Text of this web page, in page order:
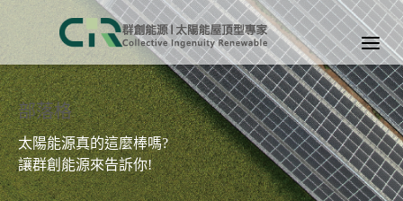
部落格
太陽能源真的這麼棒嗎?
讓群創能源來告訴你!